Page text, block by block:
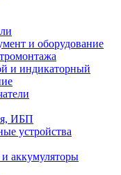
и оборудование
и индикаторный
ИБП
устройства
и аккумуляторы